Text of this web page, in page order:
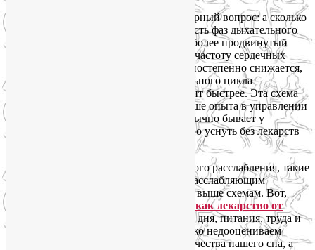
Мне регулярно задают вполне правомерный вопрос: а сколько
это – один счет? Чаще всего длительность фаз дыхательного
цикла измеряют секундами. Но есть и более продвинутый
метод с опорой на собственный пульс, частоту сердечных
сокращений. При таком подходе ЧСС постепенно снижается,
объективно длительность фаз дыхательного цикла
увеличивается, а значит, и сон приходит быстрее. Эта схема
расслабляющего дыхания требует больше опыта в управлении
своим дыхательным аппаратом, чем обычно бывает у
новичков, но в качестве способа быстро уснуть без лекарств
А еще лучше сочетать методы мышечного расслабления, такие
как силовая контрастная Шавасана, с расслабляющим
дыханием, например, по приведенным выше схемам. Вот,
полезная статья про йогу как лекарство от
. Но и соблюдение режима дня, питания, труда и
отдыха никто не отменял. Мы частенько недооцениваем
важность этих очевидных истин для качества нашего сна, а